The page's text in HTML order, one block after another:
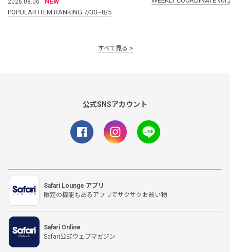
POPULAR ITEM RANKING 7/30~8/5
すべて見る
公式SNSアカウント
Safari Lounge アプリ
限定の機能もあるアプリでサクサクお買い物
Safari Online
Safari公式ウェブマガジン